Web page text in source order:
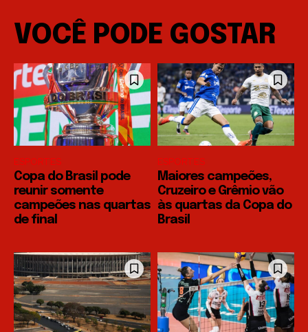
VOCÊ PODE GOSTAR
ESPORTES
Copa do Brasil pode
reunir somente
campeões nas quartas
de final
ESPORTES
Maiores campeões,
Cruzeiro e Grêmio vão
às quartas da Copa do
Brasil